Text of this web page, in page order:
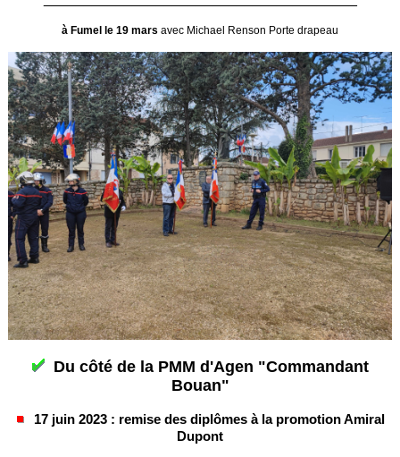
à Fumel le 19 mars avec Michael Renson Porte drapeau
Du côté de la PMM d'Agen "Commandant
Bouan"
17 juin 2023 : remise des diplômes à la promotion Amiral
Dupont